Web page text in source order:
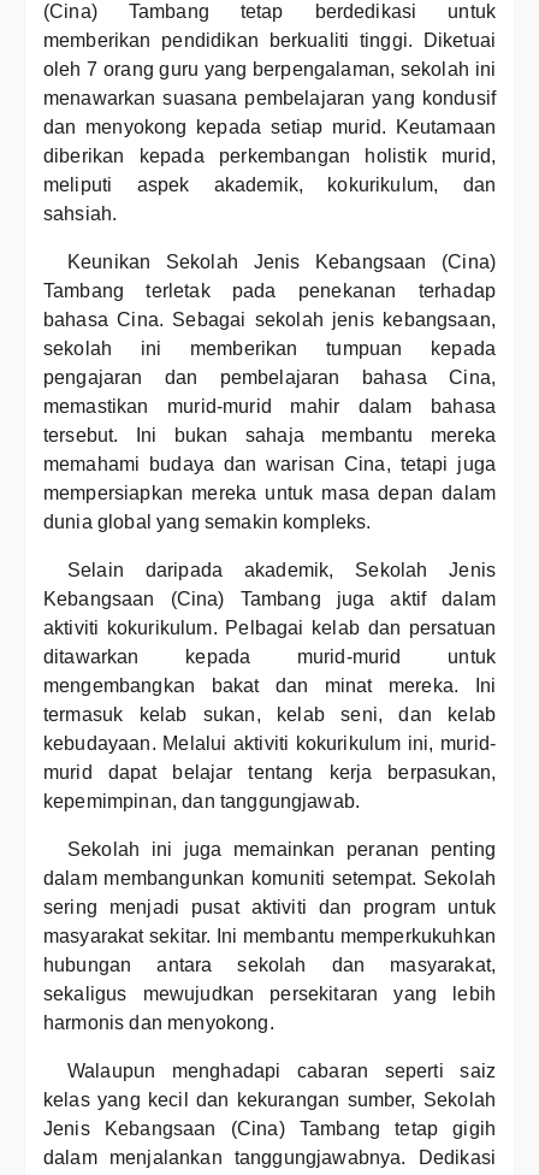
(Cina) Tambang tetap berdedikasi untuk
memberikan pendidikan berkualiti tinggi. Diketuai
oleh 7 orang guru yang berpengalaman, sekolah ini
menawarkan suasana pembelajaran yang kondusif
dan menyokong kepada setiap murid. Keutamaan
diberikan kepada perkembangan holistik murid,
meliputi aspek akademik, kokurikulum, dan
sahsiah.
Keunikan Sekolah Jenis Kebangsaan (Cina)
Tambang terletak pada penekanan terhadap
bahasa Cina. Sebagai sekolah jenis kebangsaan,
sekolah ini memberikan tumpuan kepada
pengajaran dan pembelajaran bahasa Cina,
memastikan murid-murid mahir dalam bahasa
tersebut. Ini bukan sahaja membantu mereka
memahami budaya dan warisan Cina, tetapi juga
mempersiapkan mereka untuk masa depan dalam
dunia global yang semakin kompleks.
Selain daripada akademik, Sekolah Jenis
Kebangsaan (Cina) Tambang juga aktif dalam
aktiviti kokurikulum. Pelbagai kelab dan persatuan
ditawarkan kepada murid-murid untuk
mengembangkan bakat dan minat mereka. Ini
termasuk kelab sukan, kelab seni, dan kelab
kebudayaan. Melalui aktiviti kokurikulum ini, murid-
murid dapat belajar tentang kerja berpasukan,
kepemimpinan, dan tanggungjawab.
Sekolah ini juga memainkan peranan penting
dalam membangunkan komuniti setempat. Sekolah
sering menjadi pusat aktiviti dan program untuk
masyarakat sekitar. Ini membantu memperkukuhkan
hubungan antara sekolah dan masyarakat,
sekaligus mewujudkan persekitaran yang lebih
harmonis dan menyokong.
Walaupun menghadapi cabaran seperti saiz
kelas yang kecil dan kekurangan sumber, Sekolah
Jenis Kebangsaan (Cina) Tambang tetap gigih
dalam menjalankan tanggungjawabnya. Dedikasi